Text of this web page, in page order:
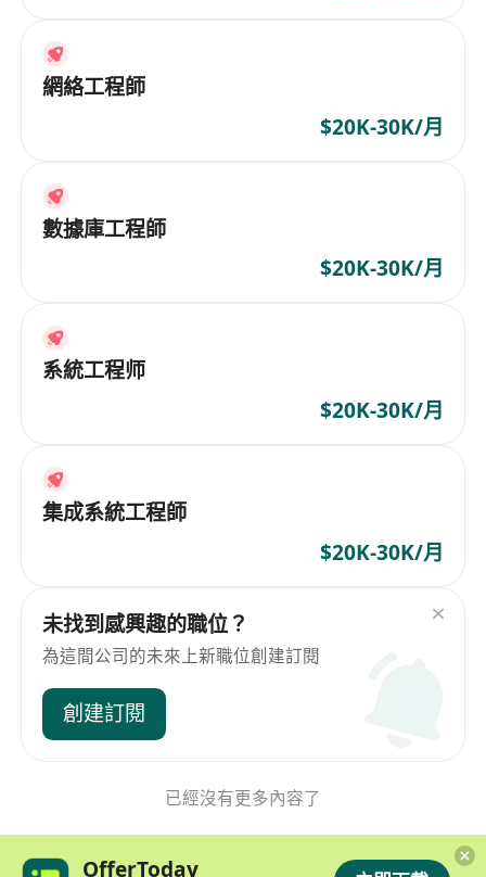
網絡工程師
$20K-30K/月
數據庫工程師
$20K-30K/月
系統工程师
$20K-30K/月
集成系統工程師
$20K-30K/月
未找到感興趣的職位？
為這間公司的未來上新職位創建訂閱
創建訂閱
已經沒有更多內容了
OfferToday